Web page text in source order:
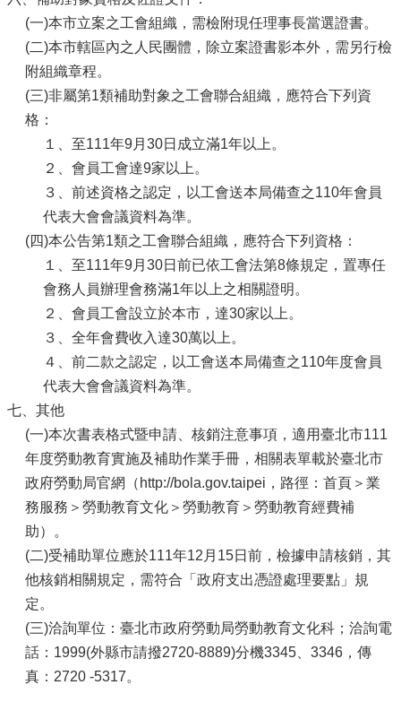
(一)本市立案之工會組織，需檢附現任理事長當選證書。
(二)本市轄區內之人民團體，除立案證書影本外，需另行檢
附組織章程。
(三)非屬第1類補助對象之工會聯合組織，應符合下列資
格：
１、至111年9月30日成立滿1年以上。
２、會員工會達9家以上。
３、前述資格之認定，以工會送本局備查之110年會員
代表大會會議資料為準。
(四)本公告第1類之工會聯合組織，應符合下列資格：
１、至111年9月30日前已依工會法第8條規定，置專任
會務人員辦理會務滿1年以上之相關證明。
２、會員工會設立於本市，達30家以上。
３、全年會費收入達30萬以上。
４、前二款之認定，以工會送本局備查之110年度會員
代表大會會議資料為準。
七、其他
(一)本次書表格式暨申請、核銷注意事項，適用臺北市111
年度勞動教育實施及補助作業手冊，相關表單載於臺北市
政府勞動局官網（http://bola.gov.taipei，路徑：首頁＞業
務服務＞勞動教育文化＞勞動教育＞勞動教育經費補
助）。
(二)受補助單位應於111年12月15日前，檢據申請核銷，其
他核銷相關規定，需符合「政府支出憑證處理要點」規
定。
(三)洽詢單位：臺北市政府勞動局勞動教育文化科；洽詢電
話：1999(外縣市請撥2720-8889)分機3345、3346，傳
真：2720 -5317。